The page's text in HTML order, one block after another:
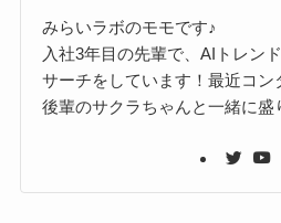
みらいラボのモモです♪
入社3年目の先輩で、AIトレン
サーチをしています！最近コ
後輩のサクラちゃんと一緒に盛